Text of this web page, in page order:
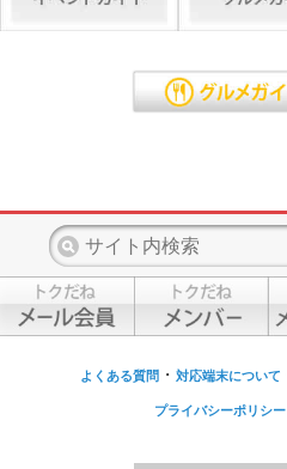
よくある質問 ・ 対応端末について
プライバシーポリシー